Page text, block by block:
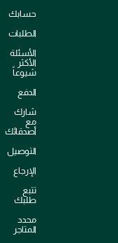
حسابك
الطلبات
الأسئلة
الأكثر
شيوعاً
الدفع
شارك
مع
أصدقائك
التوصيل
الإرجاع
تتبع
طلبك
محدد
المتاجر